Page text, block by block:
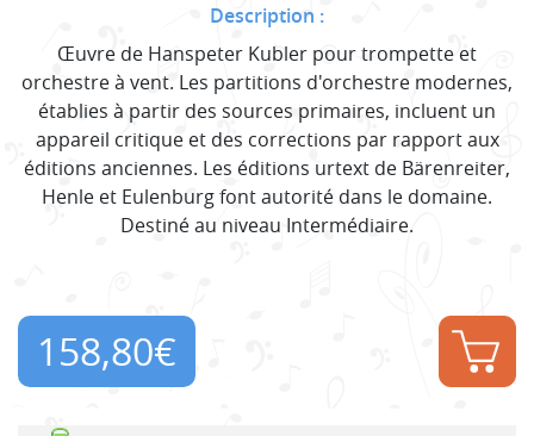
Description :
Œuvre de Hanspeter Kubler pour trompette et
orchestre à vent. Les partitions d'orchestre modernes,
établies à partir des sources primaires, incluent un
appareil critique et des corrections par rapport aux
éditions anciennes. Les éditions urtext de Bärenreiter,
Henle et Eulenburg font autorité dans le domaine.
Destiné au niveau Intermédiaire.
158,80€